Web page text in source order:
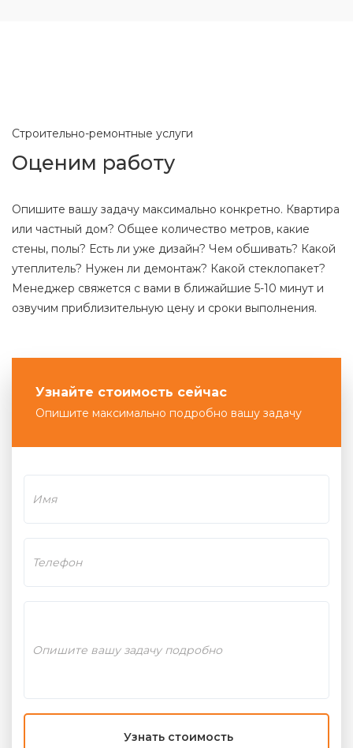
Строительно-ремонтные услуги
Оценим работу
Опишите вашу задачу максимально конкретно. Квартира
или частный дом? Общее количество метров, какие
стены, полы? Есть ли уже дизайн? Чем обшивать? Какой
утеплитель? Нужен ли демонтаж? Какой стеклопакет?
Менеджер свяжется с вами в ближайшие 5-10 минут и
озвучим приблизительную цену и сроки выполнения.
Узнайте стоимость сейчас
Опишите максимально подробно вашу задачу
Узнать стоимость